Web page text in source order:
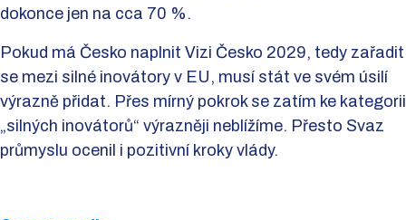
dokonce jen na cca 70 %.
Pokud má Česko naplnit Vizi Česko 2029, tedy zařadit
se mezi silné inovátory v EU, musí stát ve svém úsilí
výrazně přidat. Přes mírný pokrok se zatím ke kategorii
„silných inovátorů“ výrazněji neblížíme. Přesto Svaz
průmyslu ocenil i pozitivní kroky vlády.